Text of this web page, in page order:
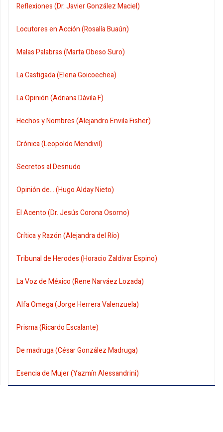
Reflexiones (Dr. Javier González Maciel)
Locutores en Acción (Rosalía Buaún)
Malas Palabras (Marta Obeso Suro)
La Castigada (Elena Goicoechea)
La Opinión (Adriana Dávila F)
Hechos y Nombres (Alejandro Envila Fisher)
Crónica (Leopoldo Mendivil)
Secretos al Desnudo
Opinión de... (Hugo Alday Nieto)
El Acento (Dr. Jesús Corona Osorno)
Crítica y Razón (Alejandra del Río)
Tribunal de Herodes (Horacio Zaldivar Espino)
La Voz de México (Rene Narváez Lozada)
Alfa Omega (Jorge Herrera Valenzuela)
Prisma (Ricardo Escalante)
De madruga (César González Madruga)
Esencia de Mujer (Yazmín Alessandrini)